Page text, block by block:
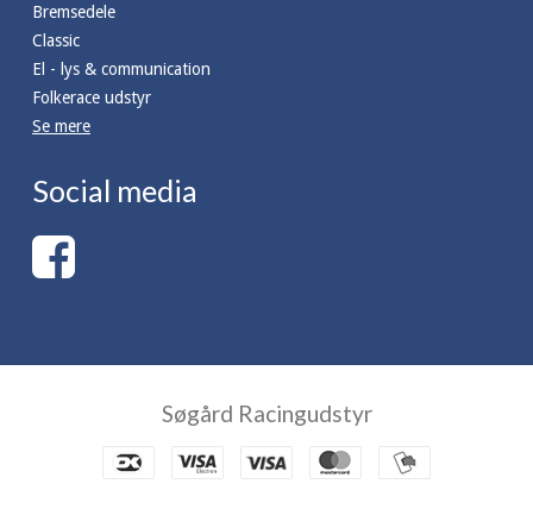
Bremsedele
Classic
El - lys & communication
Folkerace udstyr
Se mere
Social media
Søgård Racingudstyr